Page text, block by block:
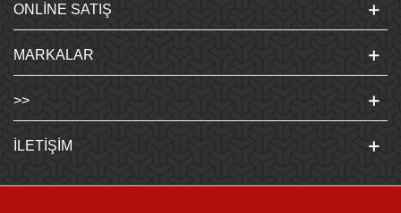
ONLINE SATIŞ
MARKALAR
>>
İLETIŞIM